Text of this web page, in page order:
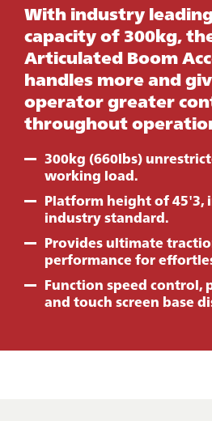
With industry
capacity of 300kg,
Articulated Boom
handles more and
operator greater
throughout
300kg (660lbs)
working load.
Platform height of 45'3,
industry standard.
Provides ultimate
performance for
Function speed
and touch screen base